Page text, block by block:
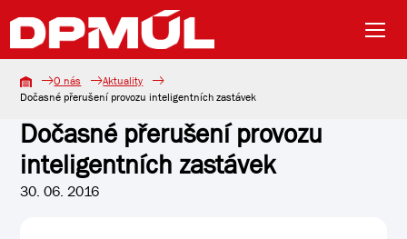
O nás
Aktuality
Dočasné přerušení provozu inteligentních zastávek
Dočasné přerušení provozu
inteligentních zastávek
30. 06. 2016